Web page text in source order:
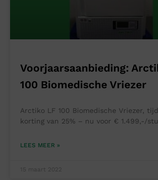
Voorjaarsaanbieding:
100 Biomedische Vriezer
Arctiko LF 100 Biomedische Vriezer,
korting van 25% – nu voor € 1.499,-/
LEES MEER »
15 maart 2022